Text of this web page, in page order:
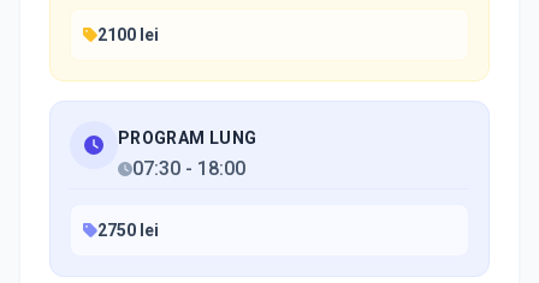
2100 lei
PROGRAM LUNG
07:30 - 18:00
2750 lei